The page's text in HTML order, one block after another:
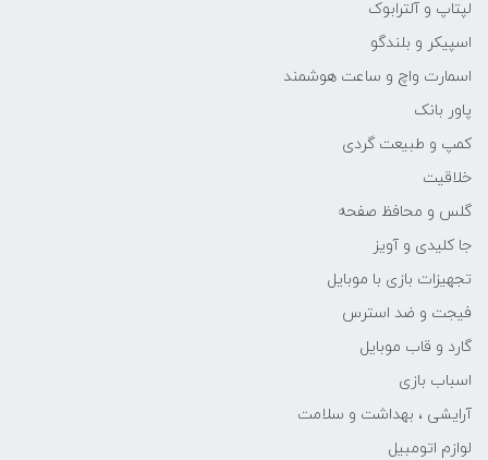
لپتاپ و آلترابوک
اسپیکر و بلندگو
اسمارت واچ و ساعت هوشمند
پاور بانک
کمپ و طبیعت گردی
خلاقیت
گلس و محافظ صفحه
جا کلیدی و آویز
تجهیزات بازی با موبایل
فیجت و ضد استرس
گارد و قاب موبایل
اسباب بازی
آرایشی ، بهداشت و سلامت
لوازم اتومبیل